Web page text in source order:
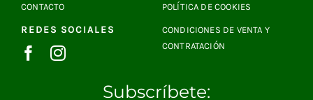
CONTACTO
REDES SOCIALES
POLÍTICA DE COOKIES
CONDICIONES DE VENTA Y
CONTRATACIÓN
Subscríbete: